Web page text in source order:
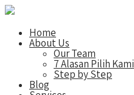
Home
About Us
Our Team
7 Alasan Pilih Kami
Step by Step
Blog